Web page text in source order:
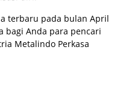
terbaru pada bulan April
bagi Anda para pencari
Metalindo Perkasa